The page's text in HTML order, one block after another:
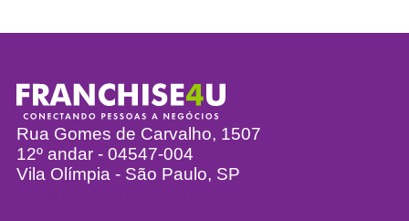
Rua Gomes de Carvalho, 1507
12º andar - 04547-004
Vila Olímpia - São Paulo, SP